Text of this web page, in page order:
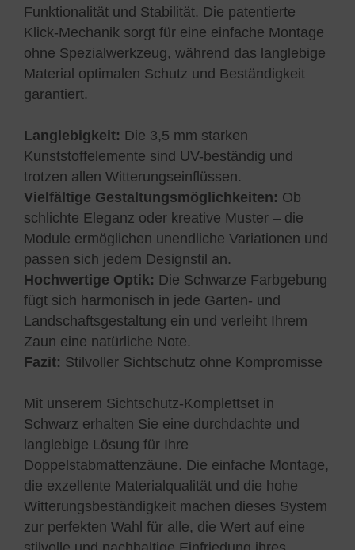
Funktionalität und Stabilität. Die patentierte
Klick-Mechanik sorgt für eine einfache Montage
ohne Spezialwerkzeug, während das langlebige
Material optimalen Schutz und Beständigkeit
garantiert.
Langlebigkeit: Die 3,5 mm starken
Kunststoffelemente sind UV-beständig und
trotzen allen Witterungseinflüssen.
Vielfältige Gestaltungsmöglichkeiten: Ob
schlichte Eleganz oder kreative Muster – die
Module ermöglichen unendliche Variationen und
passen sich jedem Designstil an.
Hochwertige Optik: Die Schwarze Farbgebung
fügt sich harmonisch in jede Garten- und
Landschaftsgestaltung ein und verleiht Ihrem
Zaun eine natürliche Note.
Fazit: Stilvoller Sichtschutz ohne Kompromisse
Mit unserem Sichtschutz-Komplettset in
Schwarz erhalten Sie eine durchdachte und
langlebige Lösung für Ihre
Doppelstabmattenzäune. Die einfache Montage,
die exzellente Materialqualität und die hohe
Witterungsbeständigkeit machen dieses System
zur perfekten Wahl für alle, die Wert auf eine